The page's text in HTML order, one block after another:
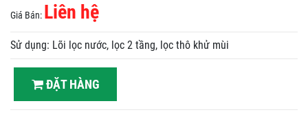
Giá Bán: Liên hệ
Sử dụng: Lõi lọc nước, lọc 2 tầng, lọc thô khử mùi
ĐẶT HÀNG